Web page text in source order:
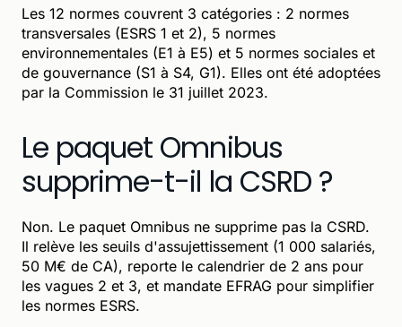
Les 12 normes couvrent 3 catégories : 2 normes
transversales (ESRS 1 et 2), 5 normes
environnementales (E1 à E5) et 5 normes sociales et
de gouvernance (S1 à S4, G1). Elles ont été adoptées
par la Commission le 31 juillet 2023.
Le paquet Omnibus
supprime-t-il la CSRD ?
Non. Le paquet Omnibus ne supprime pas la CSRD.
Il relève les seuils d'assujettissement (1 000 salariés,
50 M€ de CA), reporte le calendrier de 2 ans pour
les vagues 2 et 3, et mandate EFRAG pour simplifier
les normes ESRS.